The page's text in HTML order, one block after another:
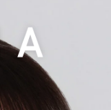
タクトレンズまで、
り添い続けていま